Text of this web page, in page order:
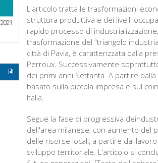
L'articolo tratta le trasformazioni
struttura produttiva e dei livelli
rapido processo di
trasformazione del "triangolo
città di Pavia, è caratterizzata dalla
Perroux. Successivamente
dei primi anni Settanta. A partire
basato sulla piccola impresa e sul
Italia.
Segue la fase di progressiva
dell'area milanese, con aumento del
delle risorse locali, a partire dal
sviluppo territoriale. L'articolo si